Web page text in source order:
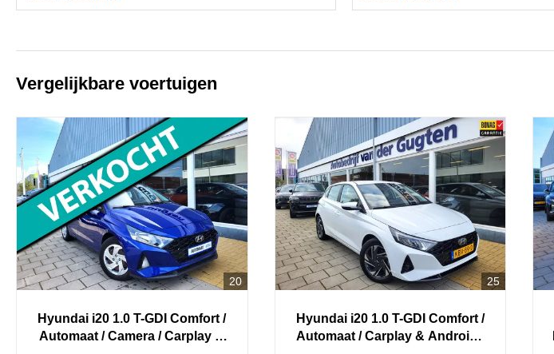
Vergelijkbare voertuigen
20
Hyundai i20 1.0 T-GDI Comfort /
Automaat / Camera / Carplay &
25
Hyundai i20 1.0 T-GDI Comfort /
Automaat / Carplay & Android /